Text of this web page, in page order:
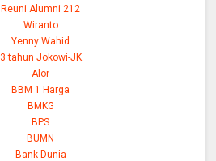
Reuni Alumni 212
Wiranto
Yenny Wahid
3 tahun Jokowi-JK
Alor
BBM 1 Harga
BMKG
BPS
BUMN
Bank Dunia